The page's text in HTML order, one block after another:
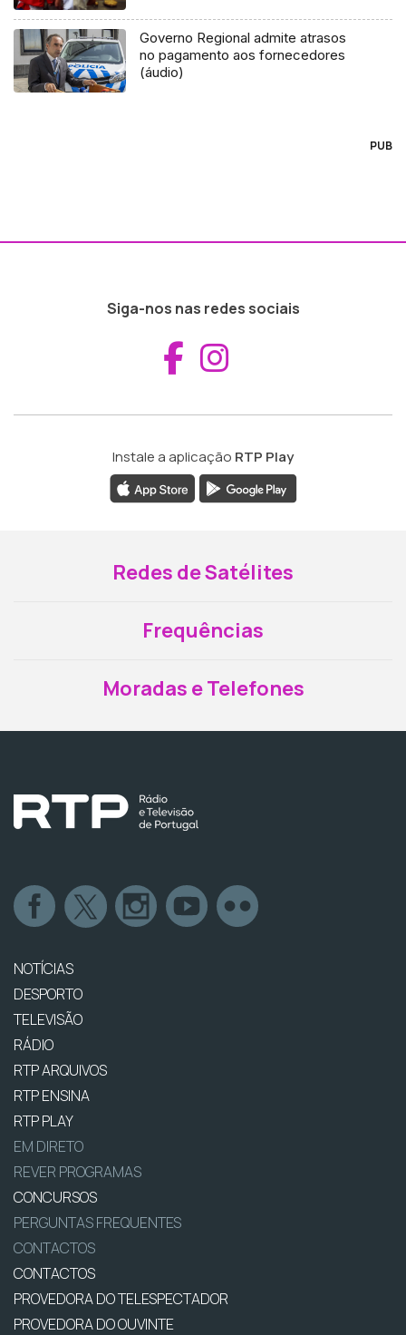
Governo Regional admite atrasos
no pagamento aos fornecedores
(áudio)
PUB
Siga-nos nas redes sociais
Aceder ao
Instale a aplicação RTP Play
Redes de Satélites
Frequências
Moradas e Telefones
NOTÍCIAS
DESPORTO
TELEVISÃO
RÁDIO
RTP ARQUIVOS
RTP ENSINA
RTP PLAY
EM DIRETO
REVER PROGRAMAS
CONCURSOS
PERGUNTAS FREQUENTES
CONTACTOS
CONTACTOS
PROVEDORA DO TELESPECTADOR
PROVEDORA DO OUVINTE